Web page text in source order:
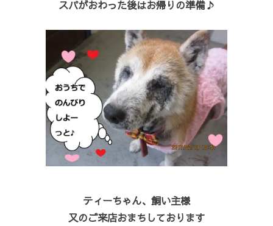
スパがおわった後はお帰りの準備♪
ティーちゃん、飼い主様
又のご来店おまちしております